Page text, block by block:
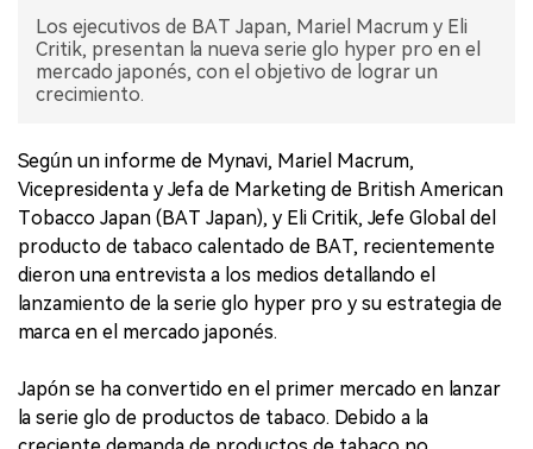
Los ejecutivos de BAT Japan, Mariel Macrum y Eli
Critik, presentan la nueva serie glo hyper pro en el
mercado japonés, con el objetivo de lograr un
crecimiento.
Según un informe de Mynavi, Mariel Macrum,
Vicepresidenta y Jefa de Marketing de British American
Tobacco Japan (BAT Japan), y Eli Critik, Jefe Global del
producto de tabaco calentado de BAT, recientemente
dieron una entrevista a los medios detallando el
lanzamiento de la serie glo hyper pro y su estrategia de
marca en el mercado japonés.
Japón se ha convertido en el primer mercado en lanzar
la serie glo de productos de tabaco. Debido a la